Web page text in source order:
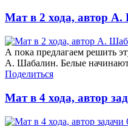
Мат в 2 хода, автор
А пока предлагаем решить
А. Шабалин. Белые
Поделиться
Мат в 4 хода, автор